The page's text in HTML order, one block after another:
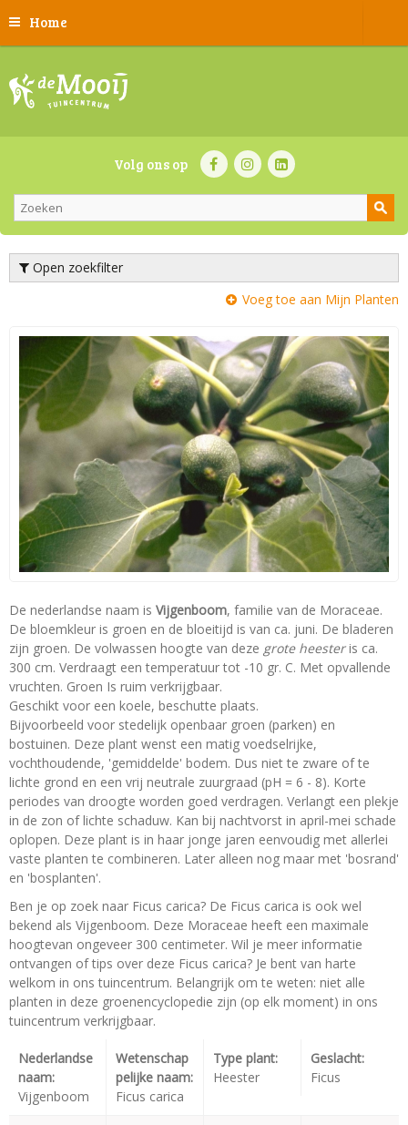
Home
Volg ons op
Open zoekfilter
Voeg toe aan Mijn Planten
De nederlandse naam is Vijgenboom, familie van de Moraceae.
De bloemkleur is groen en de bloeitijd is van ca. juni. De bladeren
zijn groen. De volwassen hoogte van deze grote heesteris ca.
300 cm. Verdraagt een temperatuur tot -10 gr. C. Met opvallende
vruchten. Groen Is ruim verkrijgbaar.
Geschikt voor een koele, beschutte plaats.
Bijvoorbeeld voor stedelijk openbaar groen (parken) en
bostuinen. Deze plant wenst een matig voedselrijke,
vochthoudende, 'gemiddelde' bodem. Dus niet te zware of te
lichte grond en een vrij neutrale zuurgraad (pH = 6 - 8). Korte
periodes van droogte worden goed verdragen. Verlangt een plekje
in de zon of lichte schaduw. Kan bij nachtvorst in april-mei schade
oplopen. Deze plant is in haar jonge jaren eenvoudig met allerlei
vaste planten te combineren. Later alleen nog maar met 'bosrand'
en 'bosplanten'.
Ben je op zoek naar Ficus carica? De Ficus carica is ook wel
bekend als Vijgenboom. Deze Moraceae heeft een maximale
hoogtevan ongeveer 300 centimeter. Wil je meer informatie
ontvangen of tips over deze Ficus carica? Je bent van harte
welkom in ons tuincentrum. Belangrijk om te weten: niet alle
planten in deze groenencyclopedie zijn (op elk moment) in ons
tuincentrum verkrijgbaar.
Nederlandse
naam:
Vijgenboom
Wetenschap
pelijke naam:
Ficus carica
Type plant:
Heester
Geslacht:
Ficus